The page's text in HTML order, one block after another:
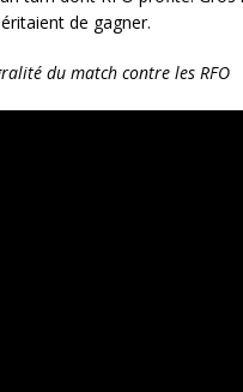
de gagner.
du match contre les RFO